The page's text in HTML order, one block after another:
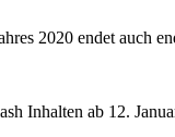
2020 endet auch
Inhalten ab 12.